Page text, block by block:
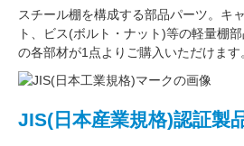
スチール棚を構成する部品パーツ。 キ
ト
ビス(ボルト・ナット)等の軽量棚
の各部材が1点よりご購入いただけます
JIS(日本産業規格)認証製